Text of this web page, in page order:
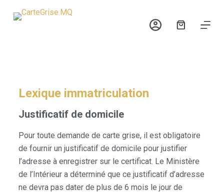
P
Lexique immatriculation
Justificatif de domicile
Pour toute demande de carte grise, il est obligatoire
de fournir un justificatif de domicile pour justifier
l’adresse à enregistrer sur le certificat. Le Ministère
de l’Intérieur a déterminé que ce justificatif d’adresse
ne devra pas dater de plus de 6 mois le jour de